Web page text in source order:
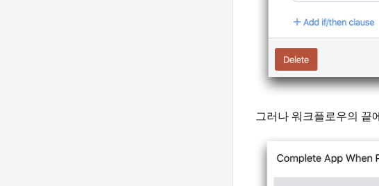
그러나 워크플로우의 끝